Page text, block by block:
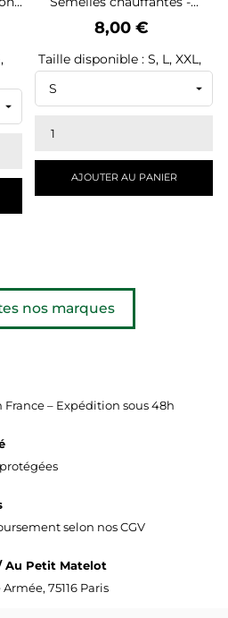
Prix
8,00 €
Taille disponible : S, L, XXL,
AJOUTER AU PANIER
nos marques
France – Expédition sous 48h
selon nos CGV
Au Petit Matelot
75116 Paris